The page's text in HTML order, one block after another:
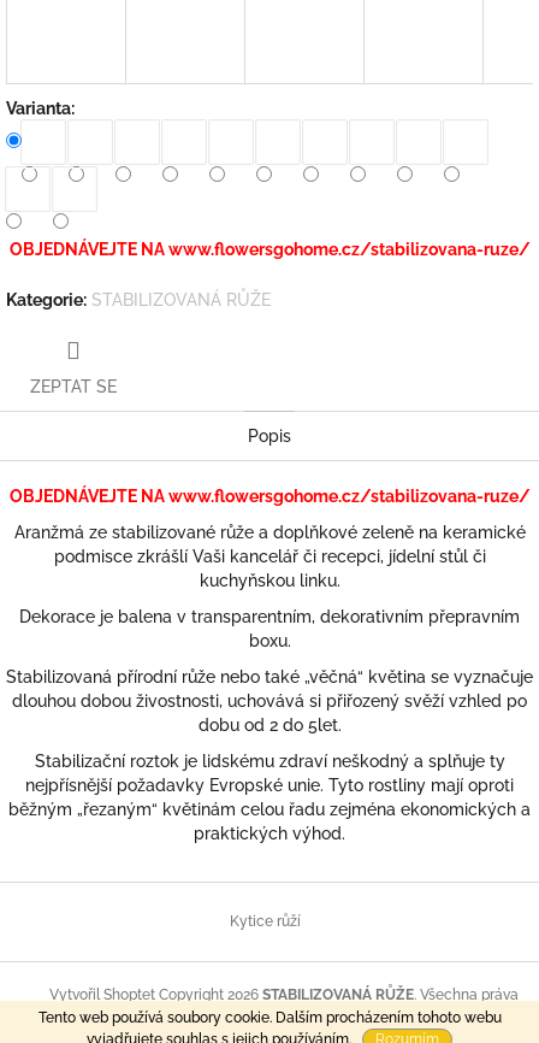
Tento web používá soubory cookie. Dalším procházením tohoto webu
vyjadřujete souhlas s jejich používáním.
Rozumím
Varianta:
OBJEDNÁVEJTE NA www.flowersgohome.cz/stabilizovana-ruze/
Kategorie: STABILIZOVANÁ RŮŽE
ZEPTAT SE
Popis
OBJEDNÁVEJTE NA www.flowersgohome.cz/stabilizovana-ruze/
Aranžmá ze stabilizované růže a doplňkové zeleně na keramické
podmisce zkrášlí Vaši kancelář či recepci, jídelní stůl či
kuchyňskou linku.
Dekorace je balena v transparentním, dekorativním přepravním
boxu.
Stabilizovaná přírodní růže nebo také „věčná“ květina se vyznačuje
dlouhou dobou živostnosti, uchovává si přiřozený svěží vzhled po
dobu od 2 do 5let.
Stabilizační roztok je lidskému zdraví neškodný a splňuje ty
nejpřísnější požadavky Evropské unie. Tyto rostliny mají oproti
běžným „řezaným“ květinám celou řadu zejména ekonomických a
praktických výhod.
t
Kytice růží
Vytvořil Shoptet Copyright 2026 STABILIZOVANÁ RŮŽE. Všechna práva
vyhrazena.